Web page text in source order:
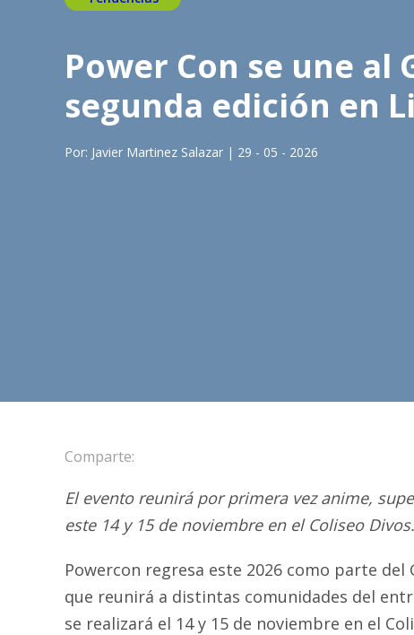
Power Con se une al
segunda edición en
Por: Javier Martinez Salazar | 29 - 05 - 2026
Comparte:
El evento reunirá por primera vez anime,
este 14 y 15 de noviembre en el Coliseo Divos.
Powercon regresa este 2026 como parte
que reunirá a distintas comunidades del
se realizará el 14 y 15 de noviembre en el